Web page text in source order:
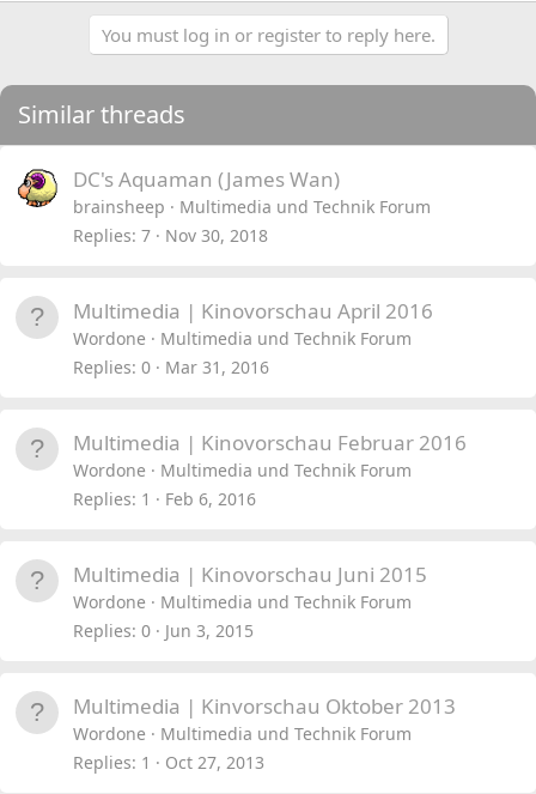
You must log in or register to reply here.
Similar threads
DC's Aquaman (James Wan)
brainsheep
Multimedia und Technik Forum
Replies 7 Nov 30, 2018
Multimedia | Kinovorschau April 2016
Wordone
Multimedia und Technik Forum
Replies 0 Mar 31, 2016
Multimedia | Kinovorschau Februar 2016
Wordone
Multimedia und Technik Forum
Replies 1 Feb 6, 2016
Multimedia | Kinovorschau Juni 2015
Wordone
Multimedia und Technik Forum
Replies 0 Jun 3, 2015
Multimedia | Kinvorschau Oktober 2013
Wordone
Multimedia und Technik Forum
Replies 1 Oct 27, 2013